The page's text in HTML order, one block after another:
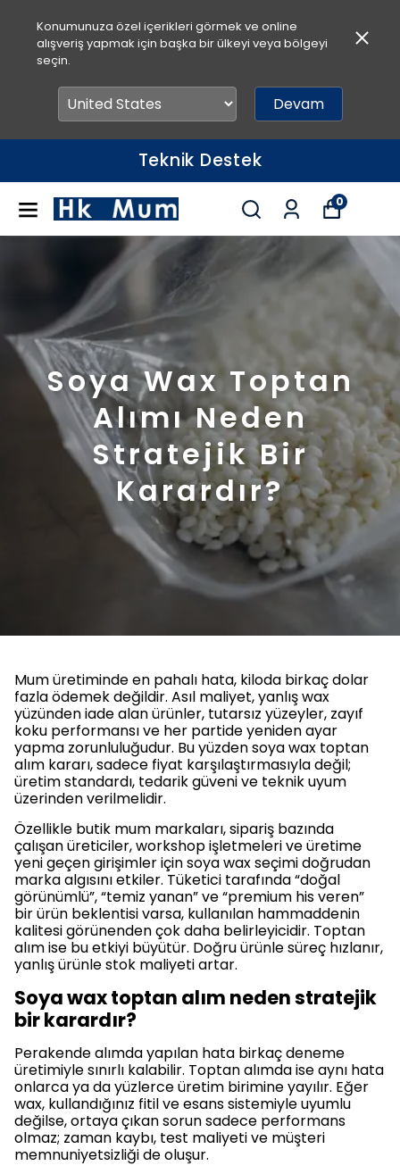
Konumunuza özel içerikleri görmek ve online
alışveriş yapmak için başka bir ülkeyi veya bölgeyi
seçin.
Devam
Hızlı Teslimat
0
Soya Wax Toptan
Alımı Neden
Stratejik Bir
Karardır?
Mum üretiminde en pahalı hata, kiloda birkaç dolar
fazla ödemek değildir. Asıl maliyet, yanlış wax
yüzünden iade alan ürünler, tutarsız yüzeyler, zayıf
koku performansı ve her partide yeniden ayar
yapma zorunluluğudur. Bu yüzden soya wax toptan
alım kararı, sadece fiyat karşılaştırmasıyla değil;
üretim standardı, tedarik güveni ve teknik uyum
üzerinden verilmelidir.
Özellikle butik mum markaları, sipariş bazında
çalışan üreticiler, workshop işletmeleri ve üretime
yeni geçen girişimler için soya wax seçimi doğrudan
marka algısını etkiler. Tüketici tarafında “doğal
görünümlü”, “temiz yanan” ve “premium his veren”
bir ürün beklentisi varsa, kullanılan hammaddenin
kalitesi görünenden çok daha belirleyicidir. Toptan
alım ise bu etkiyi büyütür. Doğru ürünle süreç hızlanır,
yanlış ürünle stok maliyeti artar.
Soya wax toptan alım neden stratejik
bir karardır?
Perakende alımda yapılan hata birkaç deneme
üretimiyle sınırlı kalabilir. Toptan alımda ise aynı hata
onlarca ya da yüzlerce üretim birimine yayılır. Eğer
wax, kullandığınız fitil ve esans sistemiyle uyumlu
değilse, ortaya çıkan sorun sadece performans
olmaz; zaman kaybı, test maliyeti ve müşteri
memnuniyetsizliği de oluşur.